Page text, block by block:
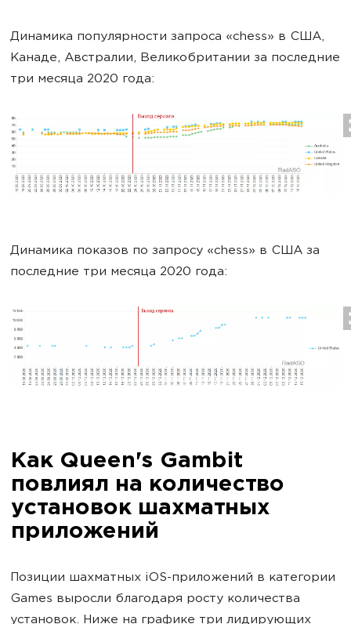
Динамика популярности запроса «chess» в США,
Канаде, Австралии, Великобритании за последние
три месяца 2020 года:
Динамика показов по запросу «chess» в США за
последние три месяца 2020 года:
Как Queen's Gambit
повлиял на количество
установок шахматных
приложений
Позиции шахматных iOS-приложений в категории
Games выросли благодаря росту количества
установок. Ниже на графике три лидирующих